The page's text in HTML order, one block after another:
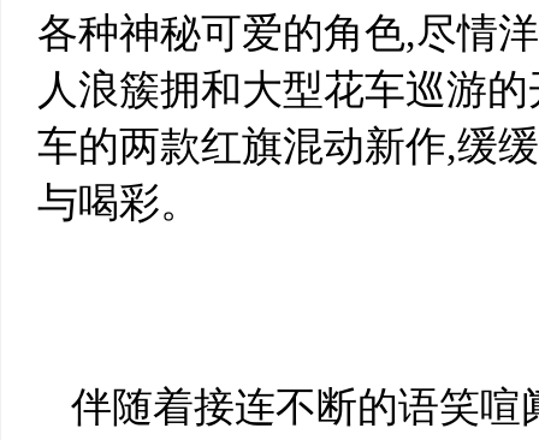
各种神秘可爱的角色,尽情
人浪簇拥和大型花车巡游
车的两款红旗混动新作,缓
与喝彩。
伴随着接连不断的语笑